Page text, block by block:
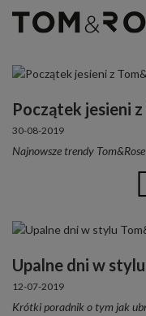
Początek jesieni
30-08-2019
Najnowsze trendy
Upalne dni w
12-07-2019
Krótki poradnik o tym jak